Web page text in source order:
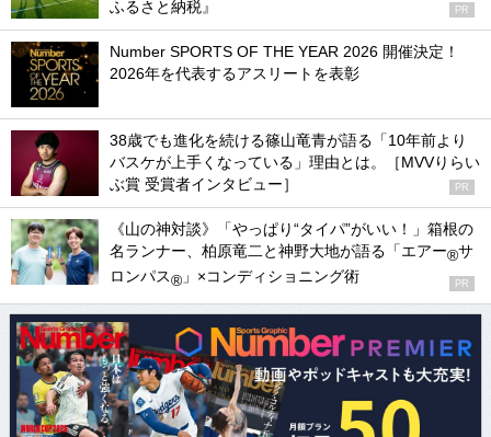
ふるさと納税』
PR
Number SPORTS OF THE YEAR 2026 開催決定！
2026年を代表するアスリートを表彰
38歳でも進化を続ける篠山竜青が語る「10年前より
バスケが上手くなっている」理由とは。［MVVりらい
ぶ賞 受賞者インタビュー］
PR
《山の神対談》「やっぱり“タイパ”がいい！」箱根の
名ランナー、柏原竜二と神野大地が語る「エアー®サ
ロンパス® 」×コンディショニング術 PR